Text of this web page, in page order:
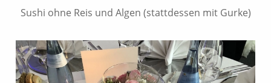
Sushi ohne Reis und Algen (stattdessen mit Gurke)